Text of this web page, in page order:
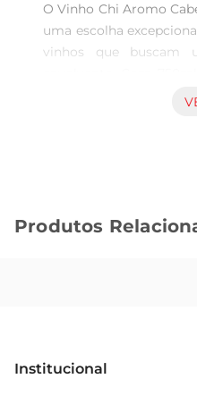
O Vinho Chi Aromo
uma escolha
vinhos que buscam
vinho se destaca
Características e perfil
O envelhecimento
Produtos
Institucional